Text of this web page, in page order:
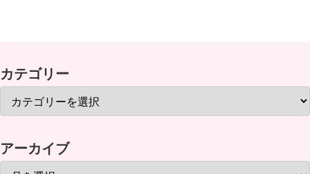
カテゴリー
アーカイブ